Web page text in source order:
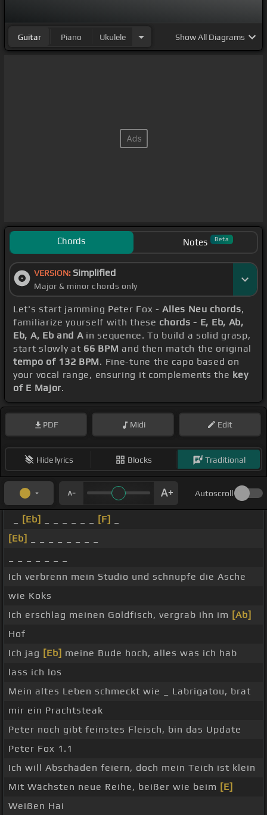
Guitar Piano Ukulele ShowAll Diagrams
Chords Notes Beta
VERSION: Simplified
Major & minor chords only
Let's start jamming Peter Fox -Alles Neu chords,
familiarize yourself with these chords - E, Eb, Ab,
Eb, A, Eb and Ain sequence. To build a solid grasp,
start slowly at 66 BPM and then match the original
tempo of 132 BPM. Fine-tune the capo based on
your vocal range, ensuring it complements the key
of E Major.
PDF Midi Edit
Hide lyrics Blocks Traditional
Autoscroll
[Eb] [F]
[Eb]
Ich verbrenn mein Studio und schnupfe die Asche
wie Koks
Ich erschlag meinen Goldfisch, vergrab ihn im [Ab]
Hof
Ich jag [Eb] meine Bude hoch, alles was ich hab
lass ich los
Mein altes Leben schmeckt wie _ Labrigatou, brat
mir ein Prachtsteak
Peter noch gibt feinstes Fleisch, bin das Update
Peter Fox 1.1
Ich will Abschäden feiern, doch mein Teich ist klein
Mit Wächsten neue Reihe, beißer wie beim [E]
Weißen Hai